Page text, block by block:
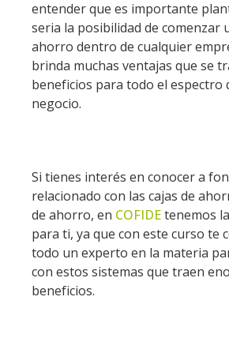
entender que es importante
seria la posibilidad de comenzar
ahorro dentro de cualquier
brinda muchas ventajas que se
beneficios para todo el espectro
negocio.
Si tienes interés en conocer a
relacionado con las cajas de
de ahorro, en COFIDEtenemos
para ti, ya que con este curso te
todo un experto en la materia
con estos sistemas que traen
beneficios.